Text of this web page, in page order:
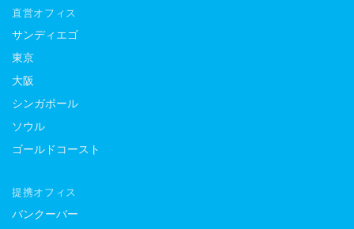
直営オフィス
サンディエゴ
東京
大阪
シンガポール
ソウル
ゴールドコースト
提携オフィス
バンクーバー